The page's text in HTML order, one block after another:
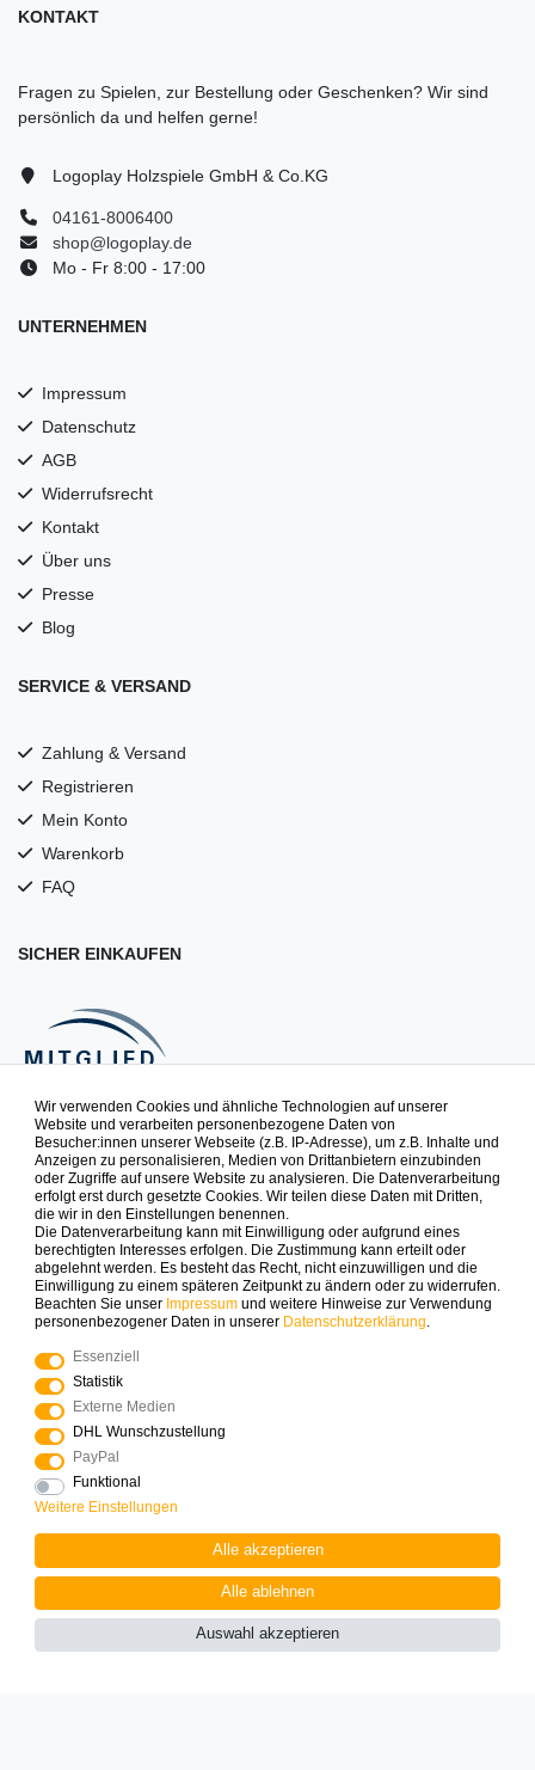
KONTAKT
Fragen zu Spielen, zur Bestellung oder Geschenken? Wir sind
persönlich da und helfen gerne!
Logoplay Holzspiele GmbH & Co.KG
04161-8006400
shop@logoplay.de
Mo - Fr 8:00 - 17:00
UNTERNEHMEN
Impressum
Datenschutz
AGB
Widerrufsrecht
Kontakt
Über uns
Presse
Blog
SERVICE & VERSAND
Zahlung & Versand
Registrieren
Mein Konto
Warenkorb
FAQ
SICHER EINKAUFEN
NEWSLETTER
Spielspaß zuerst erfahren. Newsletter abonnieren & 10% auf
die erste Bestellung sichern.
ABONNIEREN
Mehr Spielinspiration gefällig?
© Copyright 2025 Logoplay-Holzspiele Alle Rechte
Wir verwenden Cookies und ähnliche Technologien auf unserer
Website und verarbeiten personenbezogene Daten von
Besucher:innen unserer Webseite (z.B. IP-Adresse), um z.B. Inhalte und
Anzeigen zu personalisieren, Medien von Drittanbietern einzubinden
oder Zugriffe auf unsere Website zu analysieren. Die Datenverarbeitung
erfolgt erst durch gesetzte Cookies. Wir teilen diese Daten mit Dritten,
die wir in den Einstellungen benennen.
Die Datenverarbeitung kann mit Einwilligung oder aufgrund eines
berechtigten Interesses erfolgen. Die Zustimmung kann erteilt oder
abgelehnt werden. Es besteht das Recht, nicht einzuwilligen und die
Einwilligung zu einem späteren Zeitpunkt zu ändern oder zu widerrufen.
Beachten Sie unser Impressum und weitere Hinweise zur Verwendung
personenbezogener Daten in unserer Daten­schutz­erklärung.
Essenziell
Statistik
Externe Medien
DHL Wunschzustellung
PayPal
Funktional
Weitere Einstellungen
Alle akzeptieren
Alle ablehnen
Auswahl akzeptieren